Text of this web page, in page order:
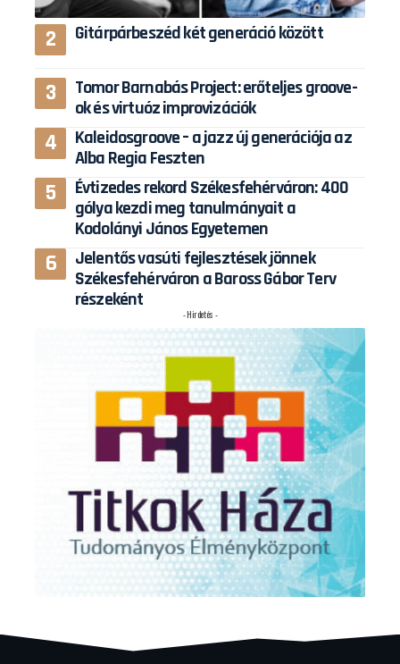
Gitárpárbeszéd két generáció között
Tomor Barnabás Project: erőteljes groove-
ok és virtuóz improvizációk
Kaleidosgroove – a jazz új generációja az
Alba Regia Feszten
Évtizedes rekord Székesfehérváron: 400
gólya kezdi meg tanulmányait a
Kodolányi János Egyetemen
Jelentős vasúti fejlesztések jönnek
Székesfehérváron a Baross Gábor Terv
részeként
- Hirdetés -